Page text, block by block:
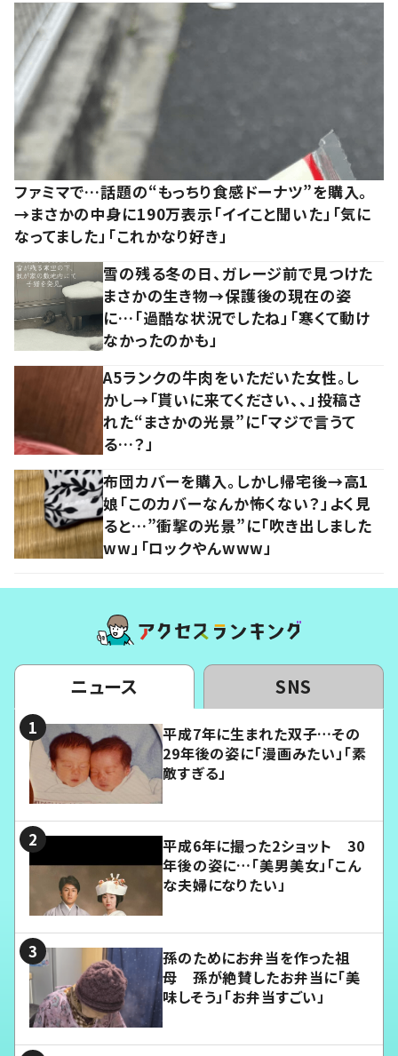
ファミマで…話題の“もっちり食感ドーナツ”を購入。
→まさかの中身に190万表示「イイこと聞いた」「気に
なってました」「これかなり好き」
雪の残る冬の日、ガレージ前で見つけた
まさかの生き物→保護後の現在の姿
に…「過酷な状況でしたね」「寒くて動け
なかったのかも」
A5ランクの牛肉をいただいた女性。し
かし→「貰いに来てください、、」投稿さ
れた“まさかの光景”に「マジで言うて
る…？」
布団カバーを購入。しかし帰宅後→高1
娘「このカバーなんか怖くない？」よく見
ると…”衝撃の光景”に「吹き出しました
ww」「ロックやんwww」
ニュース SNS
平成7年に生まれた双子…その
29年後の姿に「漫画みたい」「素
敵すぎる」
平成6年に撮った2ショット 30
年後の姿に…「美男美女」「こん
な夫婦になりたい」
孫のためにお弁当を作った祖
母 孫が絶賛したお弁当に「美
味しそう」「お弁当すごい」